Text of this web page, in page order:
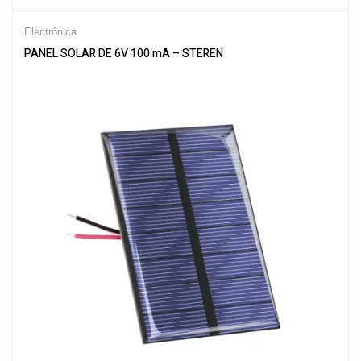
Electrónica
PANEL SOLAR DE 6V 100 mA – STEREN